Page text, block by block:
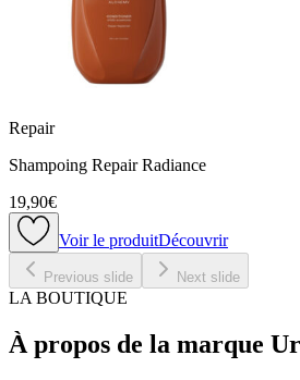
Repair
Shampoing Repair Radiance
19,90€
Voir le produitDécouvrir
Previous slide Next slide
LA BOUTIQUE
À propos de la marque